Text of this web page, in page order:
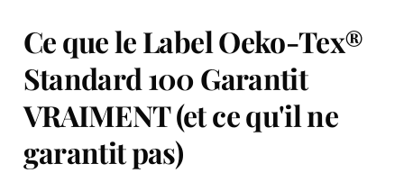
Ce que le Label Oeko-Tex®
Standard 100 Garantit
VRAIMENT (et ce qu'il ne
garantit pas)